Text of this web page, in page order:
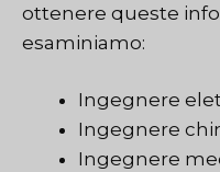
ottenere queste
esaminiamo:
Ingegnere
Ingegnere
Ingegnere